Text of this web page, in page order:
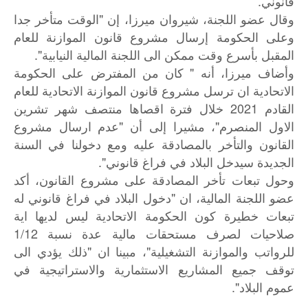
وقال عضو اللجنة، شيروان ميرزا، إن "الوقت متأخر جدا
وعلى الحكومة إرسال مشروع قانون الموازنة للعام
المقبل بأسرع وقت ممكن الى اللجنة المالية النيابية".
وأضاف ميرزا، أنه " كان من المفترض على الحكومة
الاتحادية ان ترسل مشروع قانون الموازنة الاتحادية للعام
القادم 2021 خلال فترة اقصاها منتصف شهر تشرين
الاول المنصرم"، مشيرا إلى أن "عدم ارسال مشروع
القانون والتأخر بالمصادقة عليه ومع دخولنا في السنة
الجديدة سيدخل البلاد في فراغ قانوني".
وحول تبعات تأخر المصادقة على مشروع القانون، أكد
عضو اللجنة المالية، ان "دخول البلاد في فراغ قانوني له
تبعات خطيرة كون الحكومة الاتحادية ليس لديها اية
صلاحيات لصرف مستحقات مالية عدة نسبة 1/12
للرواتب والموازنة التشغيلية"، مبينا ان "ذلك يؤدي الى
توقف جميع المشاريع الاستثمارية والاستراتيجية في
عموم البلاد".